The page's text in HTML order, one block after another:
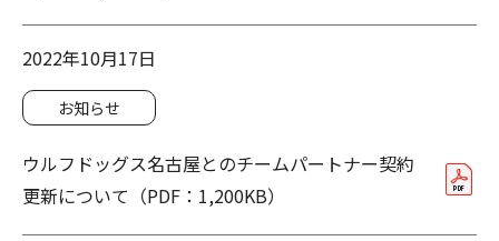
2022年10月17日
お知らせ
ウルフドッグス名古屋とのチームパートナー契約
更新について（PDF：1,200KB）